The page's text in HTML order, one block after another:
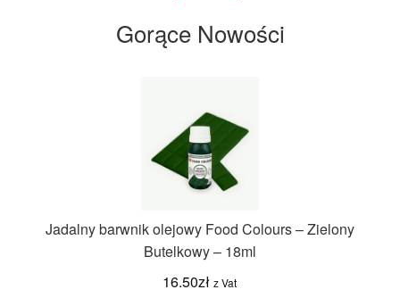
Gorące Nowości
Jadalny barwnik olejowy Food Colours – Zielony
Butelkowy – 18ml
16.50zł z Vat